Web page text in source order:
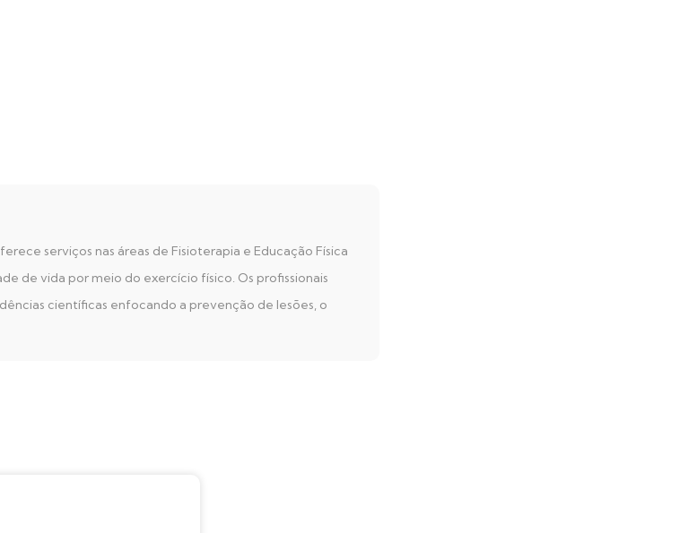
serviços nas áreas de Fisioterapia e Educação Física
de vida por meio do exercício físico. Os profissionais
científicas enfocando a prevenção de lesões, o